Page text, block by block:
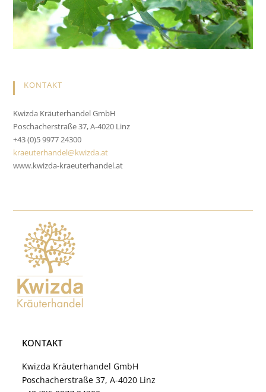
KONTAKT
Kwizda Kräuterhandel GmbH
Poschacherstraße 37, A-4020 Linz
+43 (0)5 9977 24300
kraeuterhandel@kwizda.at
www.kwizda-kraeuterhandel.at
KONTAKT
Kwizda Kräuterhandel GmbH
Poschacherstraße 37, A-4020 Linz